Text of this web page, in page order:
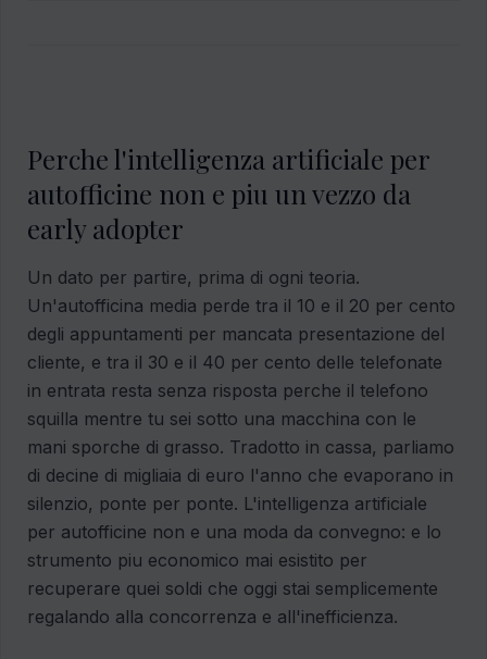
Perche l'intelligenza artificiale per
autofficine non e piu un vezzo da
early adopter
Un dato per partire, prima di ogni teoria.
Un'autofficina media perde tra il 10 e il 20 per cento
degli appuntamenti per mancata presentazione del
cliente, e tra il 30 e il 40 per cento delle telefonate
in entrata resta senza risposta perche il telefono
squilla mentre tu sei sotto una macchina con le
mani sporche di grasso. Tradotto in cassa, parliamo
di decine di migliaia di euro l'anno che evaporano in
silenzio, ponte per ponte. L'intelligenza artificiale
per autofficine non e una moda da convegno: e lo
strumento piu economico mai esistito per
recuperare quei soldi che oggi stai semplicemente
regalando alla concorrenza e all'inefficienza.